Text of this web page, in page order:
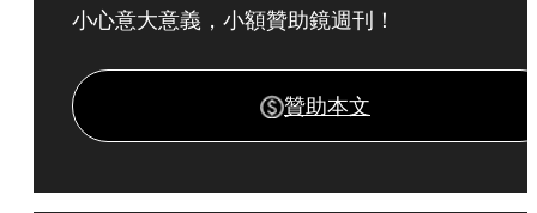
小心意大意義，小額贊助鏡週刊！
贊助本文